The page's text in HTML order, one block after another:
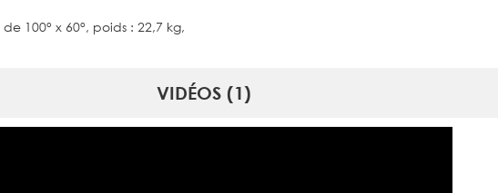
100° x 60°, poids : 22,7 kg,
VIDÉOS (1)